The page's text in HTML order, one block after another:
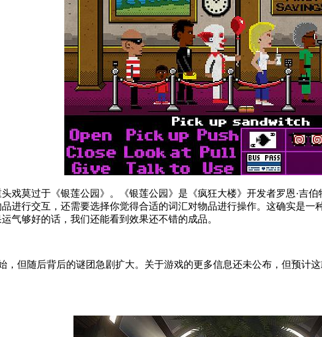
莫过于《银莲公园》。《银莲公园》是《疯狂大楼》开发者罗恩·吉伯
进行交互，还需要选择你觉得合适的词汇对物品进行操作。这确实是
气够好的话，我们还能看到效果还不错的成品。
随后背后的谜团急剧扩大。关于游戏的更多信息还未公布，但预计这